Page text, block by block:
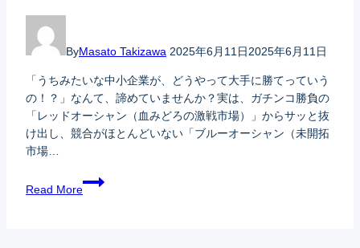
ByMasato Takizawa 2025年6月11日2025年6月11日
「うちみたいな中小企業が、どうやって大手に勝てっていう
の！？」なんて、諦めていませんか？実は、ガチンコ勝負の
「レッドオーシャン（血みどろの激戦市場）」からサッと抜
け出し、競合がほとんどいない「ブルーオーシャン（未開拓
市場…
Read More